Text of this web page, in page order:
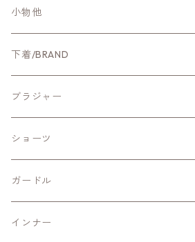
CYNICAL
NUS
Qtume
Mitefabrica
Aeca Blanc
ManueReve
アウター
カットソー・Tシャツ
ブラウス・シャツ
ニット
ワンピース・チュニック
パンツ
小物他
ホームグッズ
ファッション小物
下着/BRAND
新作ランジェリー
ChasneyBeautyチェスニービューティー
シカゴレース
ソフィア・シカゴプレステージ
ZERMATTツェルマット
Shalomシャローム
ブラジャー
ワイヤー入りブラ
ノンワイヤーブラ
ノンレースブラ
ショーツ
スッポリショーツ
Mサイズ
スタンダードショーツ
ガードル
ショートガードル
インナー